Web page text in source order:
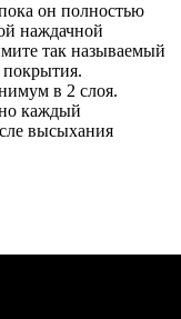
он полностью
наждачной
так называемый
покрытия.
в 2 слоя.
но каждый
высыхания